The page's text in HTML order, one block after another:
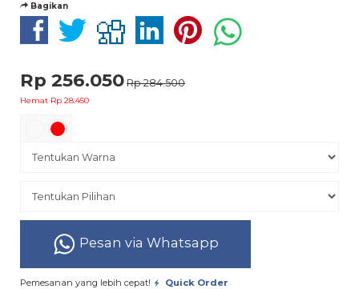
Bagikan
Rp 256.050 Rp 284.500
Hemat Rp 28.450
Pesan via Whatsapp
Pemesanan yang lebih cepat! Quick Order